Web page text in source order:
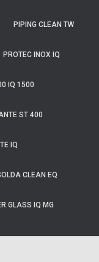
PIPING CLEAN TW
PROTEC INOX IQ
IQ 1500
ST 400
IQ
CLEAN EQ
GLASS IQ MG